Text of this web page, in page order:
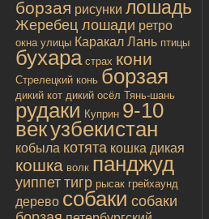
борзая рисунки лошадь
Жеребец лошади ретро
окна улицы Каракал Лань птицы
бухара страх кони
Стрелецкий конь борзая
дикий кот дикий осёл Тянь-шань
рудаки Куприн 9-10
векузбекистан
кобыла котята кошка дикая
кошка волк панджуд
уиппет тигр рысак грейхаунд
дерево собаки собаки